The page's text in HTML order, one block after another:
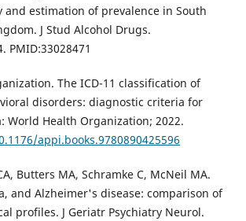
and estimation of prevalence in South
J Stud Alcohol Drugs.
PMID:33028471
The ICD-11 classification of
disorders: diagnostic criteria for
World Health Organization; 2022.
appi.books.9780890425596
Butters MA, Schramke C, McNeil MA.
and Alzheimer's disease: comparison of
profiles. J Geriatr Psychiatry Neurol.